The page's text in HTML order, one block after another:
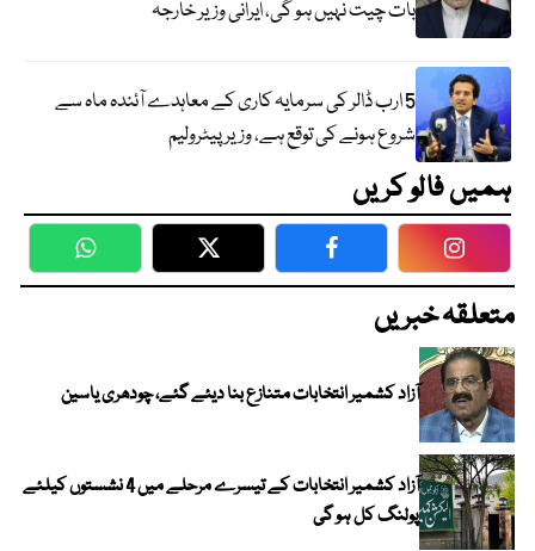
بات چیت نہیں ہو گی، ایرانی وزیر خارجہ
5 ارب ڈالر کی سرمایہ کاری کے معاہدے آئندہ ماہ سے
شروع ہونے کی توقع ہے، وزیر پیٹرولیم
ہمیں فالو کریں
WhatsApp Twitter Facebook
متعلقہ خبریں
آزاد کشمیر انتخابات متنازع بنا دیئے گئے، چودھری یاسین
آزاد کشمیر انتخابات کے تیسرے مرحلے میں 4 نشستوں کیلئے
پولنگ کل ہو گی